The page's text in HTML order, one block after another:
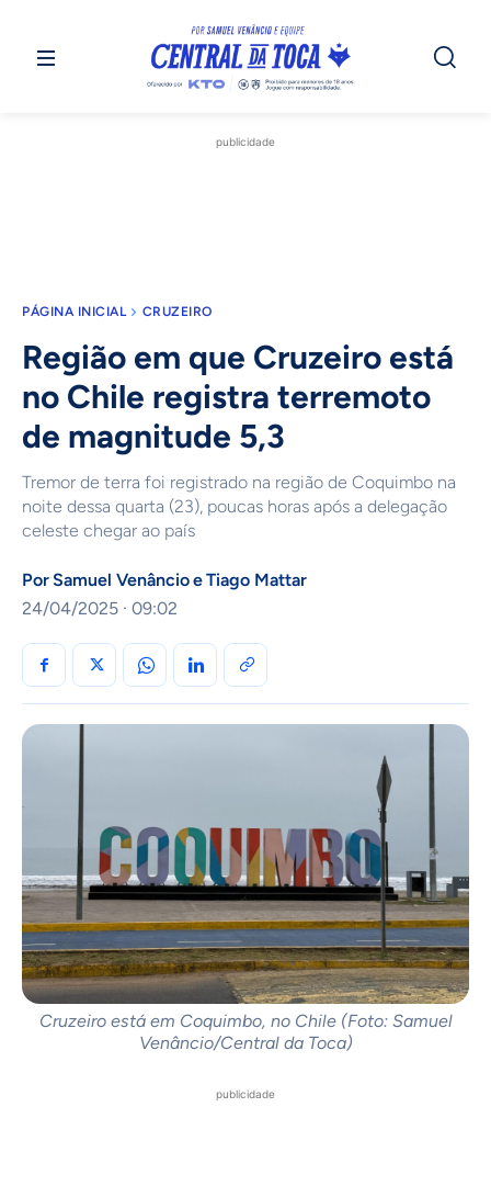
publicidade
PÁGINA INICIAL CRUZEIRO
Região em que Cruzeiro está
no Chile registra terremoto
de magnitude 5,3
Tremor de terra foi registrado na região de Coquimbo na
noite dessa quarta (23), poucas horas após a delegação
celeste chegar ao país
Por Samuel VenâncioeTiago Mattar
24/04/2025 · 09:02
Cruzeiro está em Coquimbo, no Chile (Foto: Samuel
Venâncio/Central da Toca)
publicidade